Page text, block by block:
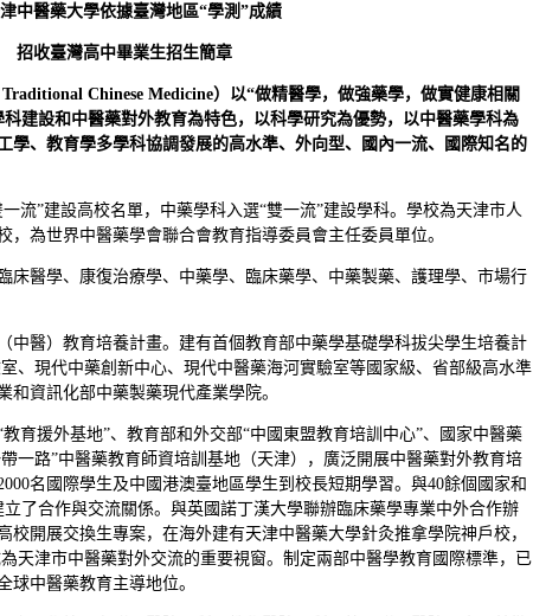
中醫藥大學依據臺灣地區“學測 ”成績
招收臺灣高中畢業生招生簡章
Chinese Medicine）以“做精醫學，做強藥學，做實健康相關
建設和中醫藥對外教育為特色，以科學研究為優勢，以中醫藥學科為
學、教育學多學科協調發展的高水準、外向型、國內一流、國際知名的
流”建設高校名單，中藥學科入選“雙一流”建設學科。學校為天津市人
為世界中醫藥學會聯合會教育指導委員會主任委員單位。
床醫學、康復治療學、中藥學、臨床藥學、中藥製藥、護理學、市場行
中醫）教育培養計畫。建有首個教育部中藥學基礎學科拔尖學生培養計
、現代中藥創新中心、現代中醫藥海河實驗室等國家級、省部級高水準
和資訊化部中藥製藥現代產業學院。
育援外基地”、教育部和外交部“中國東盟教育培訓中心”、國家中醫藥
一路”中醫藥教育師資培訓基地（天津），廣泛開展中醫藥對外教育培
名國際學生及中國港澳臺地區學生到校長短期學習。與40餘個國家和
了合作與交流關係。與英國諾丁漢大學聯辦臨床藥學專業中外合作辦
開展交換生專案，在海外建有天津中醫藥大學針灸推拿學院神戶校，
天津市中醫藥對外交流的重要視窗。制定兩部中醫學教育國際標準，已
球中醫藥教育主導地位。